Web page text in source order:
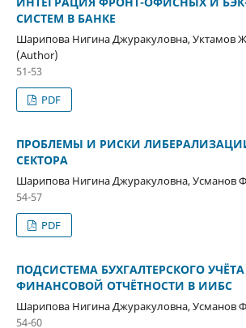
СИСТЕМ В БАНКЕ
Шарипова Нигина Джуракуловна, Уктамов
(Author)
51-53
PDF
ПРОБЛЕМЫ И РИСКИ
СЕКТОРА
Шарипова Нигина Джуракуловна, Усманов
54-57
PDF
ПОДСИСТЕМА БУХГАЛТЕРСКОГО
ФИНАНСОВОЙ ОТЧЁТНОСТИ В ИИБС
Шарипова Нигина Джуракуловна, Усманов
54-60